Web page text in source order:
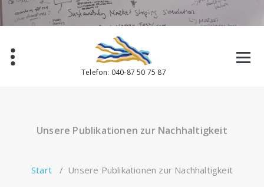
Zum
Inhalt
springen
Telefon: 040-87 50 75 87
Unsere Publikationen zur Nachhaltigkeit
Start/ Unsere Publikationen zur Nachhaltigkeit